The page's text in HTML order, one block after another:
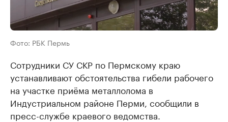
Фото: РБК Пермь
Сотрудники СУ СКР по Пермскому краю
устанавливают обстоятельства гибели рабочего
на участке приёма металлолома в
Индустриальном районе Перми, сообщили в
пресс-службе краевого ведомства.